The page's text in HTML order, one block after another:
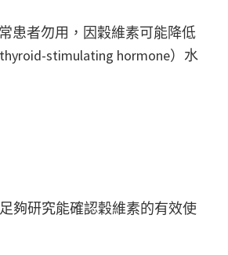
患者勿用，因穀維素可能降低
stimulating hormone）水
夠研究能確認穀維素的有效使